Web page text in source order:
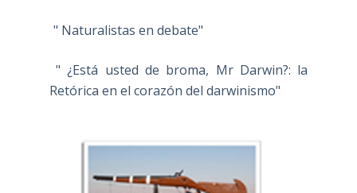
" Naturalistas en debate"
" ¿Está usted de broma, Mr Darwin?: la
Retórica en el corazón del darwinismo"